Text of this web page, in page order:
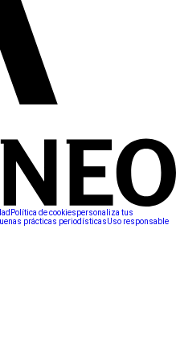
Política de cookiespersonaliza tus
prácticas periodísticasUso responsable